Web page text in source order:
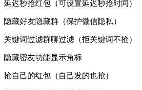
延迟秒抢红包（可设置延迟秒抢时间）
隐藏好友隐藏群（保护微信隐私）
关键词过滤群聊过滤（拒关键词不抢）
隐藏密友功能显示角标
抢自己的红包（自己发的也抢）